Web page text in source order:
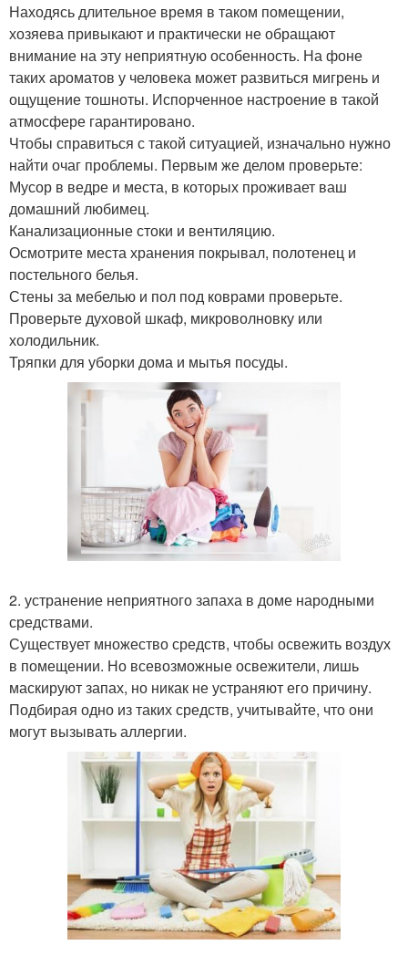
Находясь длительное время в таком помещении,
хозяева привыкают и практически не обращают
внимание на эту неприятную особенность. На фоне
таких ароматов у человека может развиться мигрень и
ощущение тошноты. Испорченное настроение в такой
атмосфере гарантировано.
Чтобы справиться с такой ситуацией, изначально нужно
найти очаг проблемы. Первым же делом проверьте:
Мусор в ведре и места, в которых проживает ваш
домашний любимец.
Канализационные стоки и вентиляцию.
Осмотрите места хранения покрывал, полотенец и
постельного белья.
Стены за мебелью и пол под коврами проверьте.
Проверьте духовой шкаф, микроволновку или
холодильник.
Тряпки для уборки дома и мытья посуды.
2. устранение неприятного запаха в доме народными
средствами.
Существует множество средств, чтобы освежить воздух
в помещении. Но всевозможные освежители, лишь
маскируют запах, но никак не устраняют его причину.
Подбирая одно из таких средств, учитывайте, что они
могут вызывать аллергии.